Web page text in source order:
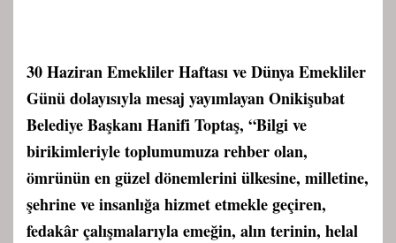
30 Haziran Emekliler Haftası ve Dünya Emekliler
Günü dolayısıyla mesaj yayımlayan Onikişubat
Belediye Başkanı Hanifi Toptaş, “Bilgi ve
birikimleriyle toplumumuza rehber olan,
ömrünün en güzel dönemlerini ülkesine, milletine,
şehrine ve insanlığa hizmet etmekle geçiren,
fedakâr çalışmalarıyla emeğin, alın terinin, helal